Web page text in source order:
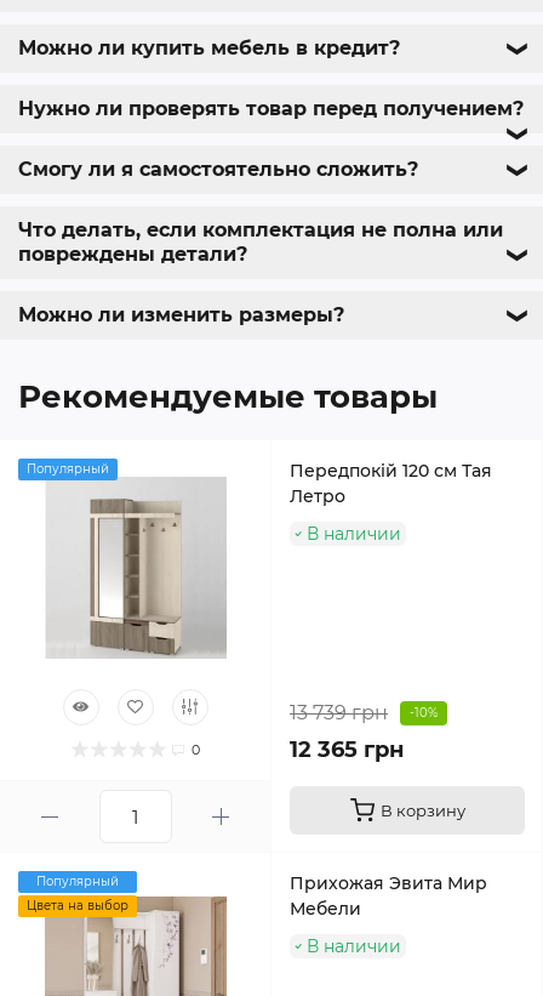
Можно ли купить мебель в кредит? ❯
Нужно ли проверять товар перед получением?
❯
Смогу ли я самостоятельно сложить? ❯
Что делать, если комплектация не полна или
повреждены детали?
❯
Можно ли изменить размеры? ❯
Рекомендуемые товары
Популярный
0
Передпокій 120 см Тая
Летро
В наличии
13 739 грн -10%
12 365 грн
В корзину
Популярный
Цвета на выбор
Прихожая Эвита Мир
Мебели
В наличии